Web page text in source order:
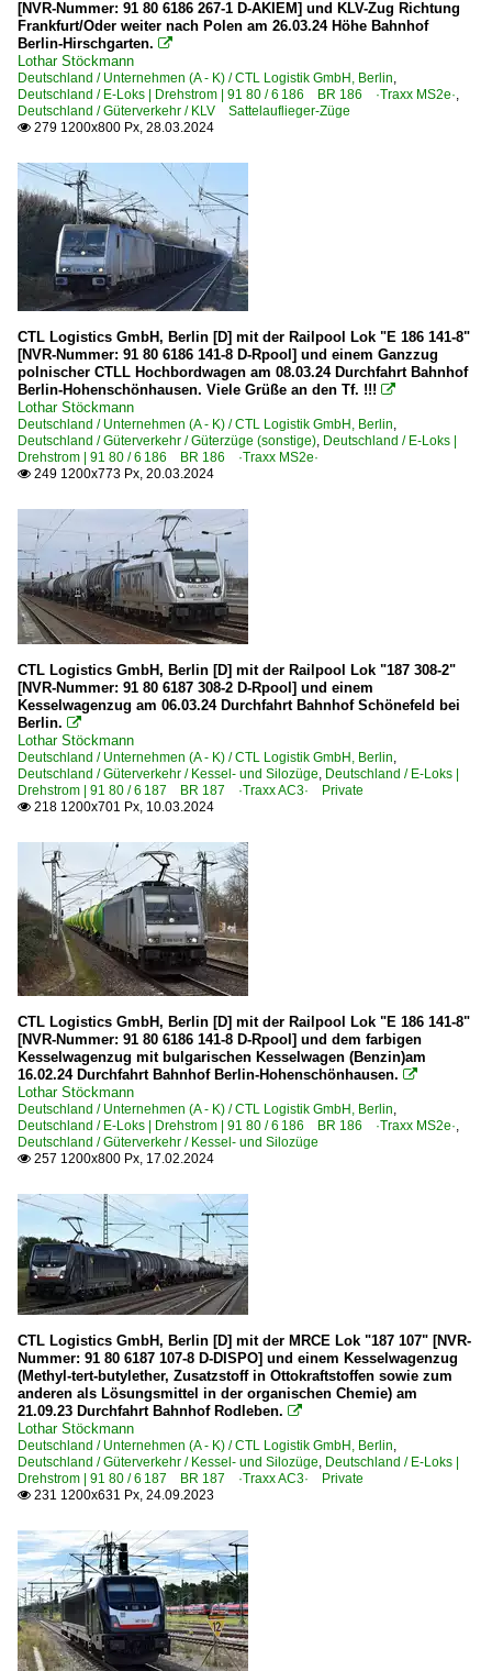
[NVR-Nummer: 91 80 6186 267-1 D-AKIEM] und KLV-Zug Richtung
Frankfurt/Oder weiter nach Polen am 26.03.24 Höhe Bahnhof
Berlin-Hirschgarten. 
Lothar Stöckmann
Deutschland / Unternehmen (A - K) / CTL Logistik GmbH, Berlin,
Deutschland / E-Loks | Drehstrom | 91 80 / 6 186 BR 186 ·Traxx MS2e·,
Deutschland / Güterverkehr / KLV Sattelauflieger-Züge
 279 1200x800 Px, 28.03.2024
CTL Logistics GmbH, Berlin [D] mit der Railpool Lok "E 186 141-8"
[NVR-Nummer: 91 80 6186 141-8 D-Rpool] und einem Ganzzug
polnischer CTLL Hochbordwagen am 08.03.24 Durchfahrt Bahnhof
Berlin-Hohenschönhausen. Viele Grüße an den Tf. !!! 
Lothar Stöckmann
Deutschland / Unternehmen (A - K) / CTL Logistik GmbH, Berlin,
Deutschland / Güterverkehr / Güterzüge (sonstige), Deutschland / E-Loks |
Drehstrom | 91 80 / 6 186 BR 186 ·Traxx MS2e·
 249 1200x773 Px, 20.03.2024
CTL Logistics GmbH, Berlin [D] mit der Railpool Lok "187 308-2"
[NVR-Nummer: 91 80 6187 308-2 D-Rpool] und einem
Kesselwagenzug am 06.03.24 Durchfahrt Bahnhof Schönefeld bei
Berlin. 
Lothar Stöckmann
Deutschland / Unternehmen (A - K) / CTL Logistik GmbH, Berlin,
Deutschland / Güterverkehr / Kessel- und Silozüge, Deutschland / E-Loks |
Drehstrom | 91 80 / 6 187 BR 187 ·Traxx AC3· Private
 218 1200x701 Px, 10.03.2024
CTL Logistics GmbH, Berlin [D] mit der Railpool Lok "E 186 141-8"
[NVR-Nummer: 91 80 6186 141-8 D-Rpool] und dem farbigen
Kesselwagenzug mit bulgarischen Kesselwagen (Benzin)am
16.02.24 Durchfahrt Bahnhof Berlin-Hohenschönhausen. 
Lothar Stöckmann
Deutschland / Unternehmen (A - K) / CTL Logistik GmbH, Berlin,
Deutschland / E-Loks | Drehstrom | 91 80 / 6 186 BR 186 ·Traxx MS2e·,
Deutschland / Güterverkehr / Kessel- und Silozüge
 257 1200x800 Px, 17.02.2024
CTL Logistics GmbH, Berlin [D] mit der MRCE Lok "187 107" [NVR-
Nummer: 91 80 6187 107-8 D-DISPO] und einem Kesselwagenzug
(Methyl-tert-butylether, Zusatzstoff in Ottokraftstoffen sowie zum
anderen als Lösungsmittel in der organischen Chemie) am
21.09.23 Durchfahrt Bahnhof Rodleben. 
Lothar Stöckmann
Deutschland / Unternehmen (A - K) / CTL Logistik GmbH, Berlin,
Deutschland / Güterverkehr / Kessel- und Silozüge, Deutschland / E-Loks |
Drehstrom | 91 80 / 6 187 BR 187 ·Traxx AC3· Private
 231 1200x631 Px, 24.09.2023